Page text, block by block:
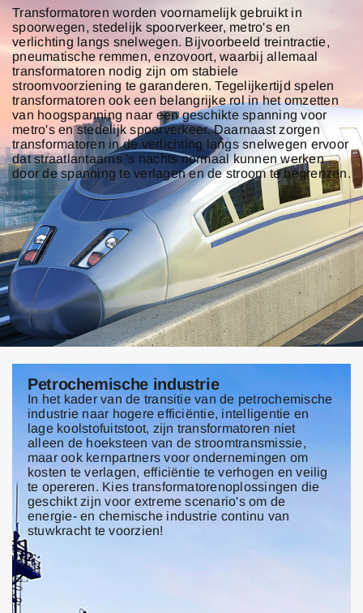
Transformatoren worden voornamelijk gebruikt in
spoorwegen, stedelijk spoorverkeer, metro's en
verlichting langs snelwegen. Bijvoorbeeld treintractie,
pneumatische remmen, enzovoort, waarbij allemaal
transformatoren nodig zijn om stabiele
stroomvoorziening te garanderen. Tegelijkertijd spelen
transformatoren ook een belangrijke rol in het omzetten
van hoogspanning naar een geschikte spanning voor
metro's en stedelijk spoorverkeer. Daarnaast zorgen
transformatoren in de verlichting langs snelwegen ervoor
dat straatlantaarns 's nachts normaal kunnen werken
door de spanning te verlagen en de stroom te begrenzen.
Petrochemische industrie
In het kader van de transitie van de petrochemische
industrie naar hogere efficiëntie, intelligentie en
lage koolstofuitstoot, zijn transformatoren niet
alleen de hoeksteen van de stroomtransmissie,
maar ook kernpartners voor ondernemingen om
kosten te verlagen, efficiëntie te verhogen en veilig
te opereren. Kies transformatorenoplossingen die
geschikt zijn voor extreme scenario's om de
energie- en chemische industrie continu van
stuwkracht te voorzien!